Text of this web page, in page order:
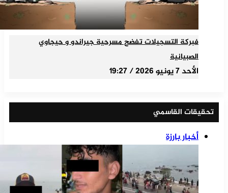
فبركة التسجيلات تفضح مسرحية جيراندو و حيجاوي
الصبيانية
الأحد 7 يونيو 2026 / 19:27
تحقيقات القاسمي
أخبار بارزة